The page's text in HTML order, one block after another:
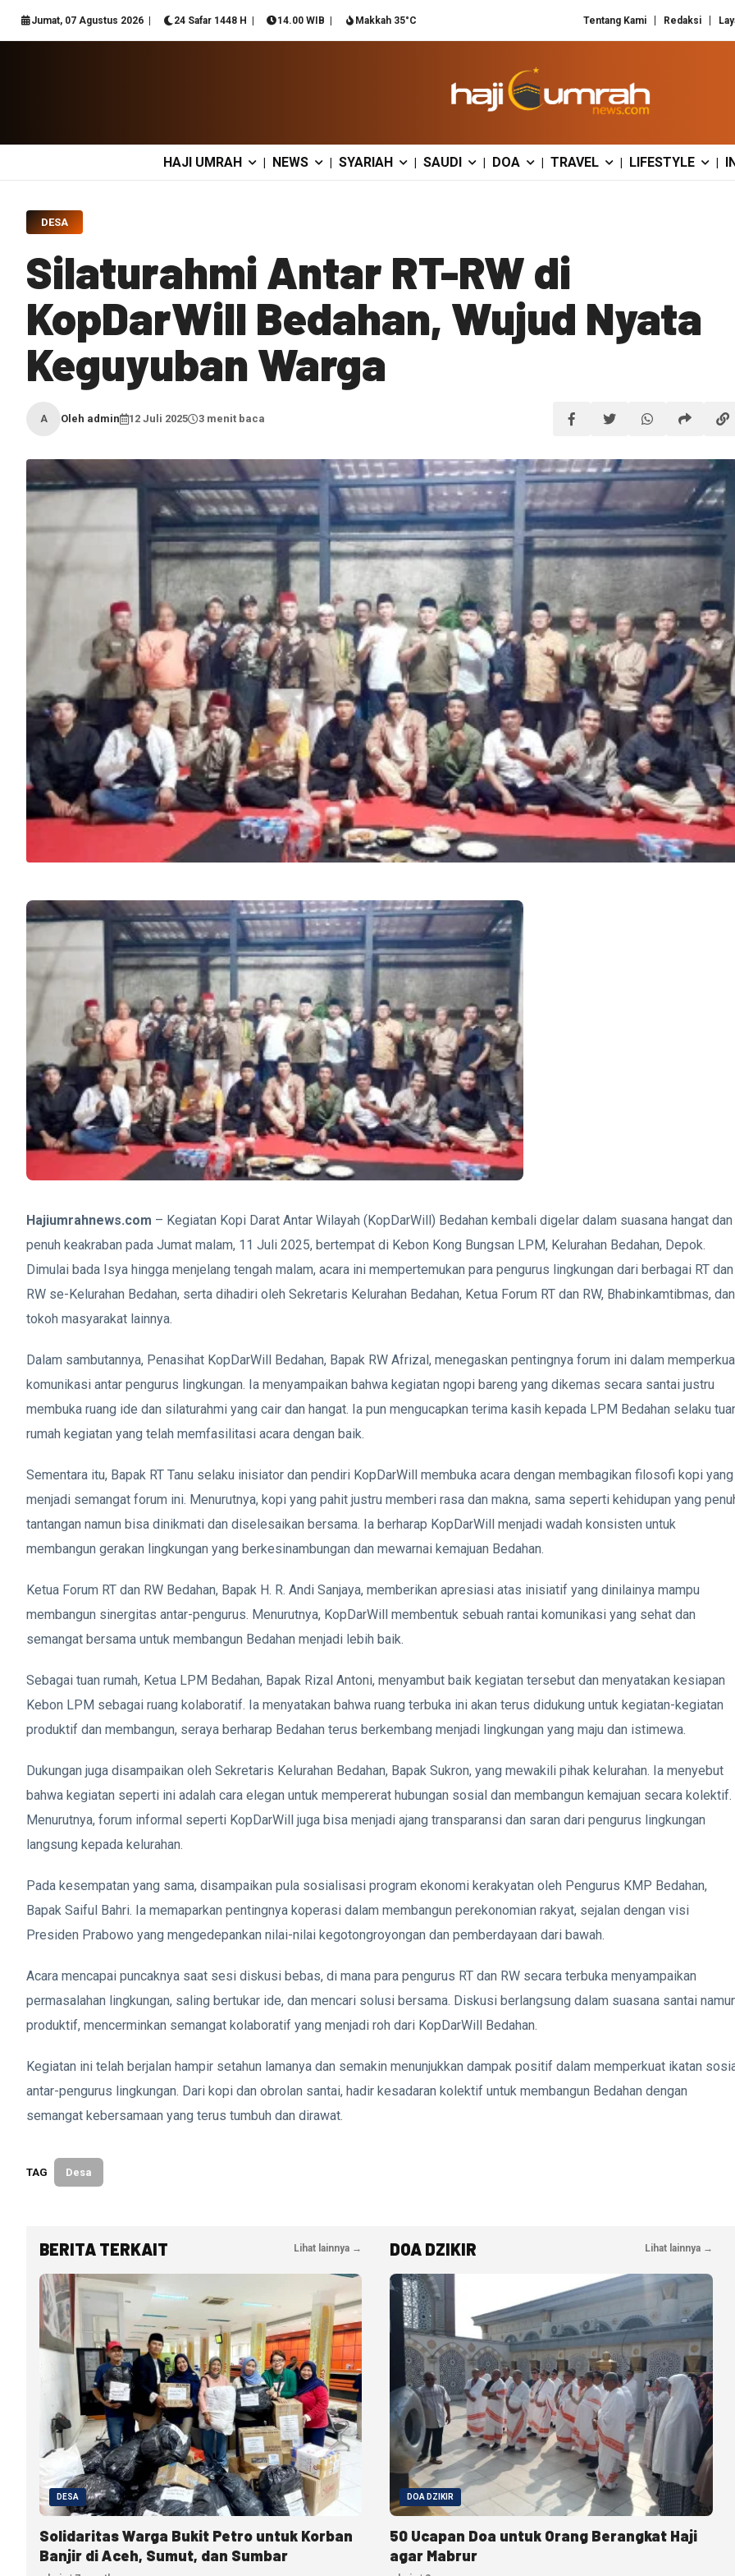
Jumat, 07 Agustus 2026 24 Safar 1448 H 14.00 WIB Makkah 35°C Tentang Kami Redaksi
HAJI UMRAH | NEWS | SYARIAH | SAUDI | DOA | TRAVEL | LIFESTYLE |
DESA
Silaturahmi Antar RT-RW di
KopDarWill Bedahan, Wujud Nyata
Keguyuban Warga
A Oleh admin 12 Juli 2025 3 menit baca
Hajiumrahnews.com – Kegiatan Kopi Darat Antar Wilayah (KopDarWill) Bedahan kembali digelar dalam suasana hangat dan
penuh keakraban pada Jumat malam, 11 Juli 2025, bertempat di Kebon Kong Bungsan LPM, Kelurahan Bedahan, Depok.
Dimulai bada Isya hingga menjelang tengah malam, acara ini mempertemukan para pengurus lingkungan dari berbagai RT dan
RW se-Kelurahan Bedahan, serta dihadiri oleh Sekretaris Kelurahan Bedahan, Ketua Forum RT dan RW, Bhabinkamtibmas, dan
tokoh masyarakat lainnya.
Dalam sambutannya, Penasihat KopDarWill Bedahan, Bapak RW Afrizal, menegaskan pentingnya forum ini dalam
komunikasi antar pengurus lingkungan. Ia menyampaikan bahwa kegiatan ngopi bareng yang dikemas secara santai justru
membuka ruang ide dan silaturahmi yang cair dan hangat. Ia pun mengucapkan terima kasih kepada LPM Bedahan selaku
rumah kegiatan yang telah memfasilitasi acara dengan baik.
Sementara itu, Bapak RT Tanu selaku inisiator dan pendiri KopDarWill membuka acara dengan membagikan filosofi kopi yang
menjadi semangat forum ini. Menurutnya, kopi yang pahit justru memberi rasa dan makna, sama seperti kehidupan yang
tantangan namun bisa dinikmati dan diselesaikan bersama. Ia berharap KopDarWill menjadi wadah konsisten untuk
membangun gerakan lingkungan yang berkesinambungan dan mewarnai kemajuan Bedahan.
Ketua Forum RT dan RW Bedahan, Bapak H. R. Andi Sanjaya, memberikan apresiasi atas inisiatif yang dinilainya mampu
membangun sinergitas antar-pengurus. Menurutnya, KopDarWill membentuk sebuah rantai komunikasi yang sehat dan
semangat bersama untuk membangun Bedahan menjadi lebih baik.
Sebagai tuan rumah, Ketua LPM Bedahan, Bapak Rizal Antoni, menyambut baik kegiatan tersebut dan menyatakan kesiapan
Kebon LPM sebagai ruang kolaboratif. Ia menyatakan bahwa ruang terbuka ini akan terus didukung untuk kegiatan-kegiatan
produktif dan membangun, seraya berharap Bedahan terus berkembang menjadi lingkungan yang maju dan istimewa.
Dukungan juga disampaikan oleh Sekretaris Kelurahan Bedahan, Bapak Sukron, yang mewakili pihak kelurahan. Ia menyebut
bahwa kegiatan seperti ini adalah cara elegan untuk mempererat hubungan sosial dan membangun kemajuan secara kolektif.
Menurutnya, forum informal seperti KopDarWill juga bisa menjadi ajang transparansi dan saran dari pengurus lingkungan
langsung kepada kelurahan.
Pada kesempatan yang sama, disampaikan pula sosialisasi program ekonomi kerakyatan oleh Pengurus KMP Bedahan,
Bapak Saiful Bahri. Ia memaparkan pentingnya koperasi dalam membangun perekonomian rakyat, sejalan dengan visi
Presiden Prabowo yang mengedepankan nilai-nilai kegotongroyongan dan pemberdayaan dari bawah.
Acara mencapai puncaknya saat sesi diskusi bebas, di mana para pengurus RT dan RW secara terbuka menyampaikan
permasalahan lingkungan, saling bertukar ide, dan mencari solusi bersama. Diskusi berlangsung dalam suasana santai
produktif, mencerminkan semangat kolaboratif yang menjadi roh dari KopDarWill Bedahan.
Kegiatan ini telah berjalan hampir setahun lamanya dan semakin menunjukkan dampak positif dalam memperkuat ikatan
antar-pengurus lingkungan. Dari kopi dan obrolan santai, hadir kesadaran kolektif untuk membangun Bedahan dengan
semangat kebersamaan yang terus tumbuh dan dirawat.
TAG Desa
BERITA TERKAIT Lihat lainnya →
DESA
Solidaritas Warga Bukit Petro untuk Korban
Banjir di Aceh, Sumut, dan Sumbar
DOA DZIKIR Lihat lainnya →
DOA DZIKIR
50 Ucapan Doa untuk Orang Berangkat Haji
agar Mabrur